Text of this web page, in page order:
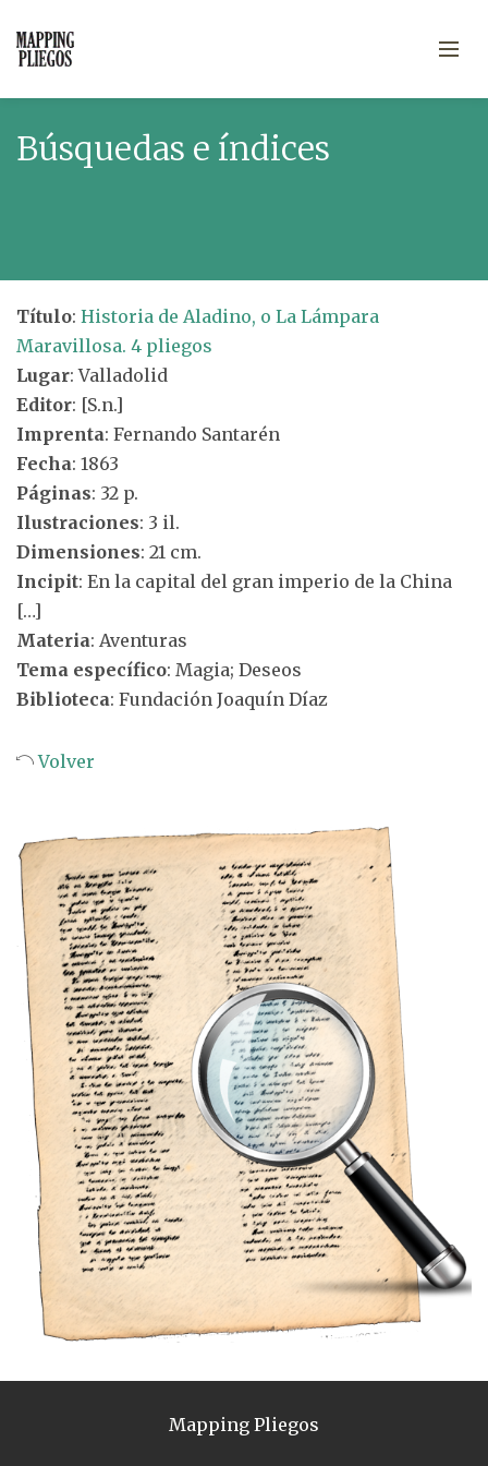
Búsquedas e índices
Título: Historia de Aladino, o La Lámpara
Maravillosa. 4 pliegos
Lugar: Valladolid
Editor: [S.n.]
Imprenta: Fernando Santarén
Fecha: 1863
Páginas: 32 p.
Ilustraciones: 3 il.
Dimensiones: 21 cm.
Incipit: En la capital del gran imperio de la China
[…]
Materia: Aventuras
Tema específico: Magia; Deseos
Biblioteca: Fundación Joaquín Díaz
Volver
Mapping Pliegos